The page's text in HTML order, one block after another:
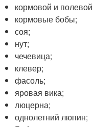
кормовой и полевой
кормовые бобы;
соя;
нут;
чечевица;
клевер;
фасоль;
яровая вика;
люцерна;
однолетний люпин;